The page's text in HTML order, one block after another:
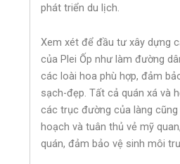
phát triển du lịch.
Xem xét để đầu tư xây dựng
của Plei Ốp như làm đường
các loài hoa phù hợp, đảm
sạch-đẹp. Tất cả quán xá và
các trục đường của làng
hoạch và tuân thủ vẻ mỹ
quán, đảm bảo vệ sinh môi